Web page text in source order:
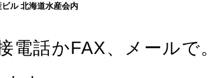
ル 北海道水産会内
電話かFAX、メールで。